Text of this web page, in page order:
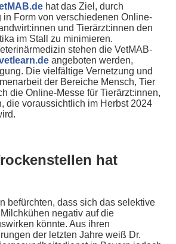
hat das Ziel, durch
in Form von verschiedenen Online-
und Tierärzt:innen den
im Stall zu minimieren.
stehen die VetMAB-
angeboten werden,
Die vielfältige Vernetzung und
der Bereiche Mensch, Tier
die Online-Messe für Tierärzt:innen,
die voraussichtlich im Herbst 2024
hat
befürchten, dass sich das selektive
negativ auf die
könnte. Aus ihren
der letzten Jahre weiß Dr.